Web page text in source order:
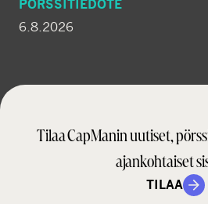
PÖRSSITIEDOTE
6.8.2026
Tilaa CapManin uutiset,
ajankohtaiset
TILAA